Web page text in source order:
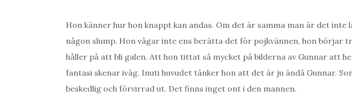
Hon känner hur hon knappt kan andas. Om det är samma man är det inte
någon slump. Hon vågar inte ens berätta det för pojkvännen, hon börjar
håller på att bli galen. Att hon tittat så mycket på bilderna av Gunnar att
fantasi skenar iväg. Inuti huvudet tänker hon att det är ju ändå Gunnar.
beskedlig och förvirrad ut. Det finns inget ont i den mannen.